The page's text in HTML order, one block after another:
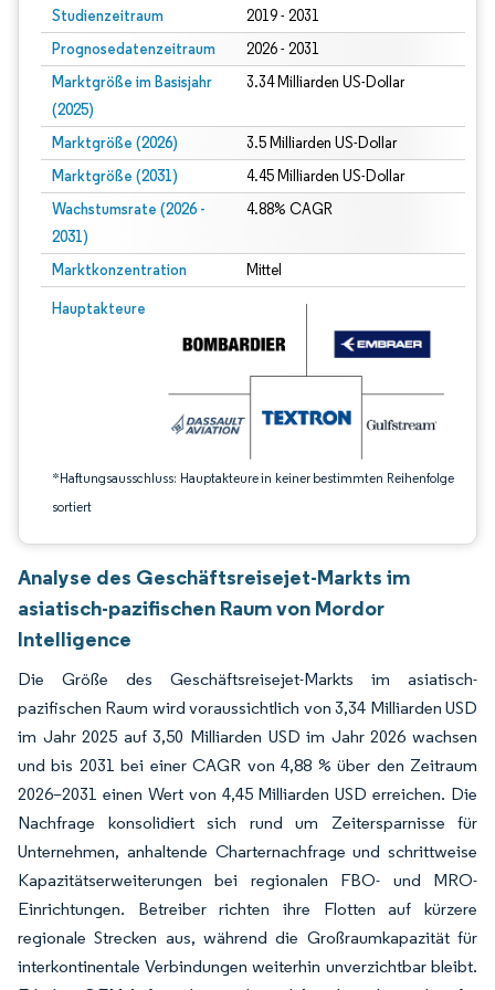
Studienzeitraum 2019 - 2031
Prognosedatenzeitraum 2026 - 2031
Marktgröße im Basisjahr
(2025)
3.34 Milliarden US-Dollar
Marktgröße (2026) 3.5 Milliarden US-Dollar
Marktgröße (2031) 4.45 Milliarden US-Dollar
Wachstumsrate (2026 -
2031)
4.88% CAGR
Marktkonzentration Mittel
Hauptakteure
*Haftungsausschluss: Hauptakteure in keiner bestimmten Reihenfolge
sortiert
Bild © Mordor Intelligence. Wiederverwendung erfordert Namensnennung
Analyse des Geschäftsreisejet-Markts im
asiatisch-pazifischen Raum von Mordor
Intelligence
Die Größe des Geschäftsreisejet-Markts im asiatisch-
pazifischen Raum wird voraussichtlich von 3,34 Milliarden USD
im Jahr 2025 auf 3,50 Milliarden USD im Jahr 2026 wachsen
und bis 2031 bei einer CAGR von 4,88 % über den Zeitraum
2026–2031 einen Wert von 4,45 Milliarden USD erreichen. Die
Nachfrage konsolidiert sich rund um Zeitersparnisse für
Unternehmen, anhaltende Charternachfrage und schrittweise
Kapazitätserweiterungen bei regionalen FBO- und MRO-
Einrichtungen. Betreiber richten ihre Flotten auf kürzere
regionale Strecken aus, während die Großraumkapazität für
interkontinentale Verbindungen weiterhin unverzichtbar bleibt.